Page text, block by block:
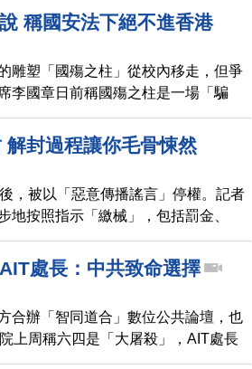
什麼都沒說過」。有北京學者就說，
此可見一斑！」
稱國安法下絕不進香港
雕塑「國殤之柱」從校內移走，但爭
李國章日前稱國殤之柱是一場「騙
。
封過程讓你毛骨悚然
，被以「惡意傳播謠言」停權。記者
地按照指示「繳械」，包括罰金、
檔。
處長：中共致命選擇
合辦「智同道合」數位公共論壇，也
上周稱六四是「大屠殺」，AIT處長
共30年前做出連串致命選擇。